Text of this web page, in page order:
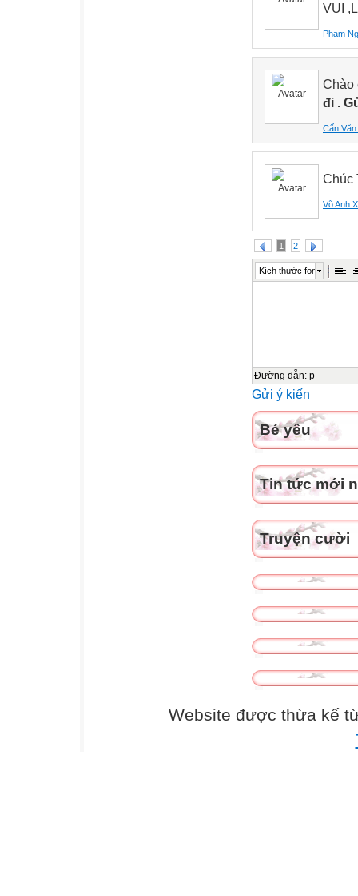
VUI
Phạm
Chào
đi .
Cấn
Chúc
Võ Anh
1 2
Kích thước font
Đường dẫn: p
Gửi ý kiến
Bé yêu
Tin tức mới
Truyện cười
Website được thừa kế